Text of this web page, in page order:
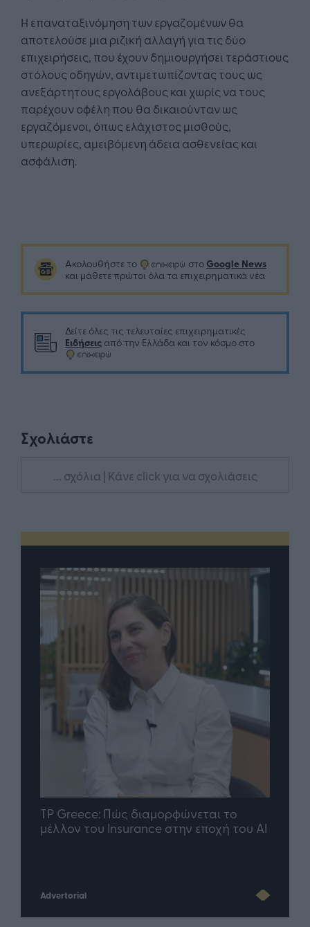
Η επαναταξινόμηση των εργαζομένων θα
αποτελούσε μια ριζική αλλαγή για τις δύο
επιχειρήσεις, που έχουν δημιουργήσει τεράστιους
στόλους οδηγών, αντιμετωπίζοντας τους ως
ανεξάρτητους εργολάβους και χωρίς να τους
παρέχουν οφέλη που θα δικαιούνταν ως
εργαζόμενοι, όπως ελάχιστος μισθούς,
υπερωρίες, αμειβόμενη άδεια ασθενείας και
ασφάλιση.
Ακολουθήστε το στο Google News
και μάθετε πρώτοι όλα τα επιχειρηματικά νέα
Δείτε όλες τις τελευταίες επιχειρηματικές
Ειδήσεις από την Ελλάδα και τον κόσμο στο
Σχολιάστε
... σχόλια | Κάνε click για να σχολιάσεις
TP Greece: Πώς διαμορφώνεται το
μέλλον του Insurance στην εποχή του AI
Advertorial